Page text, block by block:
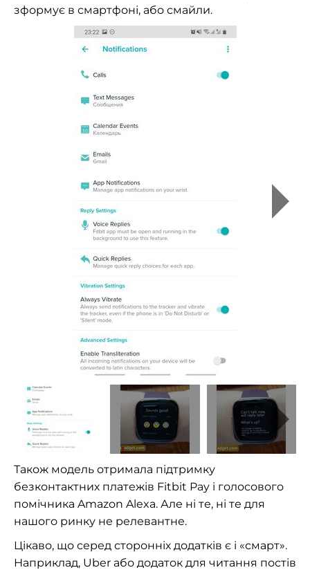
зформує в смартфоні, або смайли.
Також модель отримала підтримку
безконтактних платежів Fitbit Pay і голосового
помічника Amazon Alexa. Але ні те, ні те для
нашого ринку не релевантне.
Цікаво, що серед сторонніх додатків є і «смарт».
Наприклад, Uber або додаток для читання постів